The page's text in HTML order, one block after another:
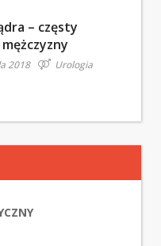
– częsty
2018 Urologia